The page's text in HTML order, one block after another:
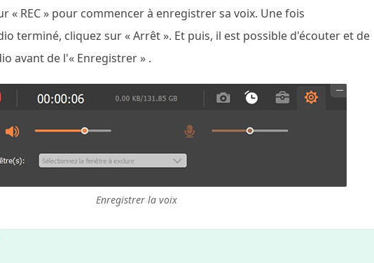
« REC » pour commencer à enregistrer sa voix. Une fois
terminé, cliquez sur « Arrêt ». Et puis, il est possible d'écouter et de
avant de l'« Enregistrer » .
Enregistrer la voix